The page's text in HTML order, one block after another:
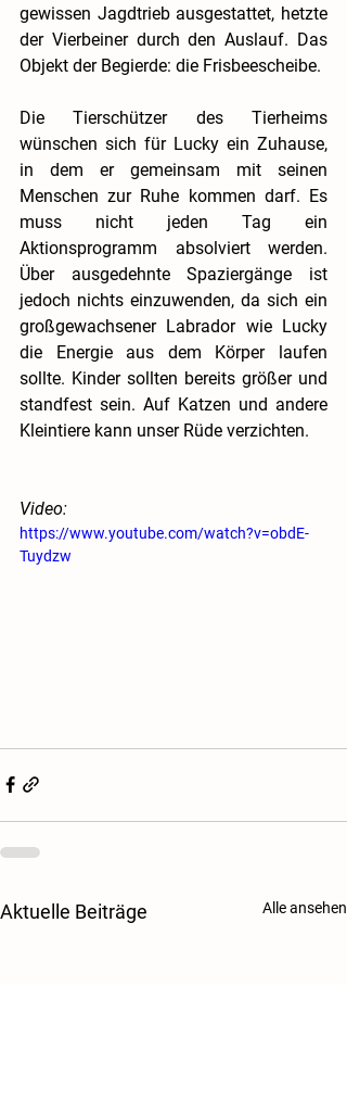
gewissen Jagdtrieb ausgestattet, hetzte
der Vierbeiner durch den Auslauf. Das
Objekt der Begierde: die Frisbeescheibe.
Die Tierschützer des Tierheims
wünschen sich für Lucky ein Zuhause,
in dem er gemeinsam mit seinen
Menschen zur Ruhe kommen darf. Es
muss nicht jeden Tag ein
Aktionsprogramm absolviert werden.
Über ausgedehnte Spaziergänge ist
jedoch nichts einzuwenden, da sich ein
großgewachsener Labrador wie Lucky
die Energie aus dem Körper laufen
sollte. Kinder sollten bereits größer und
standfest sein. Auf Katzen und andere
Kleintiere kann unser Rüde verzichten.
Video:
https://www.youtube.com/watch?v=obdE-
Tuydzw
Aktuelle Beiträge Alle ansehen